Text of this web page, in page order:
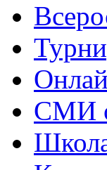
СМИ